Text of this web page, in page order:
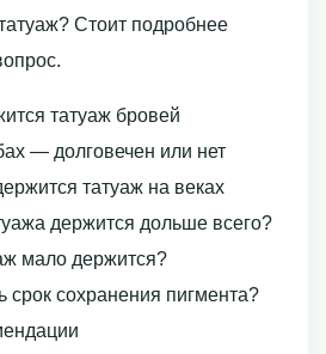
Стоит подробнее
татуаж бровей
— долговечен или нет
татуаж на веках
держится дольше всего?
мало держится?
срок сохранения пигмента?